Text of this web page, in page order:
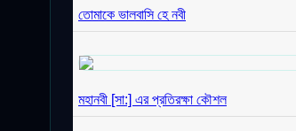
তোমাকে ভালবাসি হে নবী
মহানবী [সা:] এর প্রতিরক্ষা কৌশল